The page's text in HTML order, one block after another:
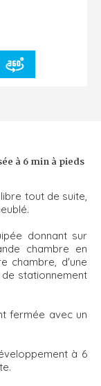
à 6 min à pieds
tout de suite,
donnant sur
chambre en
chambre, d'une
de stationnement
fermée avec un
à 6